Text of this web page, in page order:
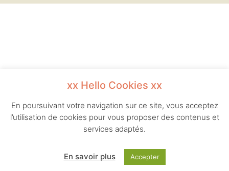
xx Hello Cookies xx
En poursuivant votre navigation sur ce site, vous acceptez
l’utilisation de cookies pour vous proposer des contenus et
services adaptés.
En savoir plus Accepter